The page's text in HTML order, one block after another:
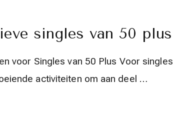
singles van 50 plus
voor Singles van 50 Plus Voor singles
activiteiten om aan deel …